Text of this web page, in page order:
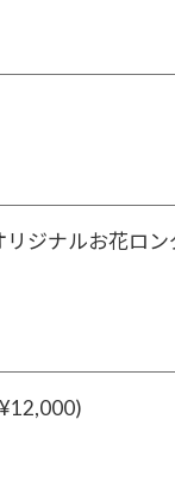
ジナルお花ロン